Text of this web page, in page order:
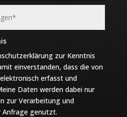
zur Kenntnis
einverstanden, dass die von
erfasst und
Daten werden dabei nur
zur Verarbeitung und
genutzt.